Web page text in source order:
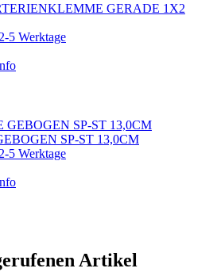
GERADE 1X2
5 Werktage
SP-ST 13,0CM
5 Werktage
Artikel